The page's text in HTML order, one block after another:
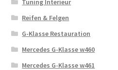
Tuning Interieur
Reifen & Felgen
G-Klasse Restauration
Mercedes G-Klasse w460
Mercedes G-Klasse w461